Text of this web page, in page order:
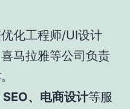
化工程师/UI设计
马拉雅等公司负责
、电商设计等服